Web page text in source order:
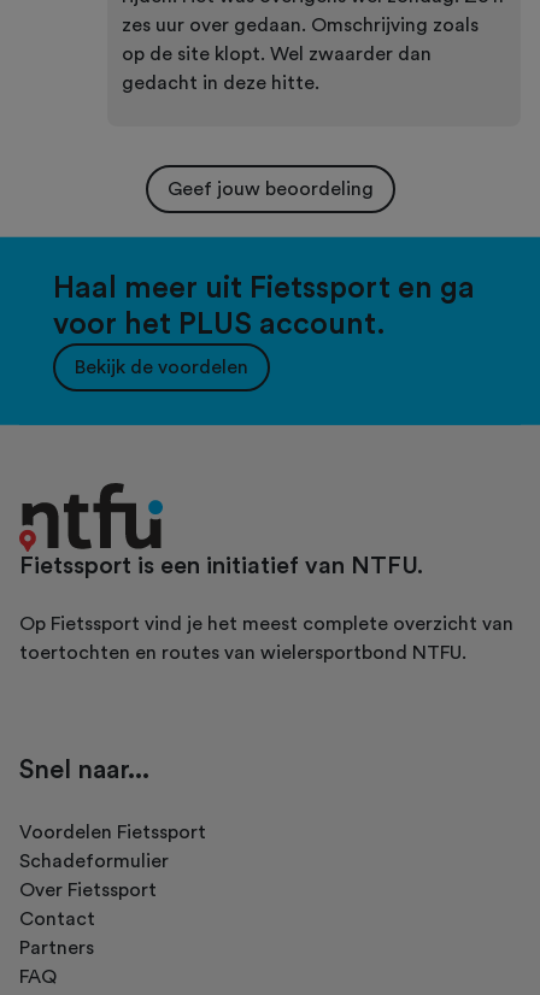
zes uur over gedaan. Omschrijving zoals
op de site klopt. Wel zwaarder dan
gedacht in deze hitte.
Geef jouw beoordeling
Haal meer uit Fietssport en ga
voor het PLUS account.
Bekijk de voordelen
Fietssport is een initiatief van NTFU.
Op Fietssport vind je het meest complete overzicht van
toertochten en routes van wielersportbond NTFU.
Snel naar...
Voordelen Fietssport
Schadeformulier
Over Fietssport
Contact
Partners
FAQ